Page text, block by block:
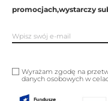
promocjach,wystarczy
Wyrażam zgodę na
danych osobowych w